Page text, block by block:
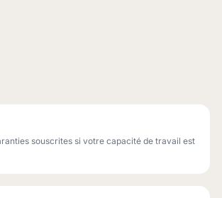
souscrites si votre capacité de travail est